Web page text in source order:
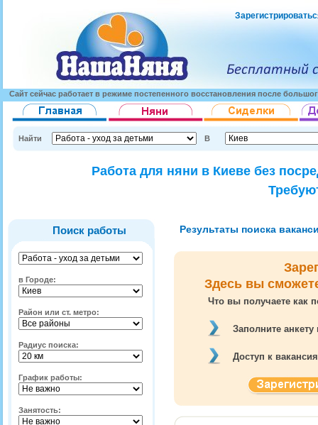
Сайт сейчас работает в режиме постепенного восстановления после
Найти В
Работа для няни в Киеве без
Поиск работы
в Городе:
Район или ст. метро:
Радиус поиска:
График работы:
Занятость:
Результаты поиска
Здесь вы
Что вы получаете как
Заполните
Доступ к